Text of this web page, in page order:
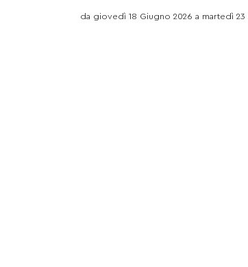
da giovedì 18 Giugno 2026 a martedì 23